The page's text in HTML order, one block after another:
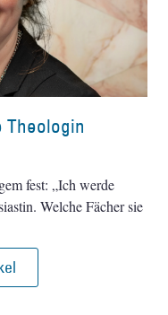
Theologin
fest: „Ich werde
Welche Fächer sie